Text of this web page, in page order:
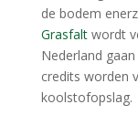
de bodem
Grasfaltwordt
Nederland
credits worden
koolstofopslag.